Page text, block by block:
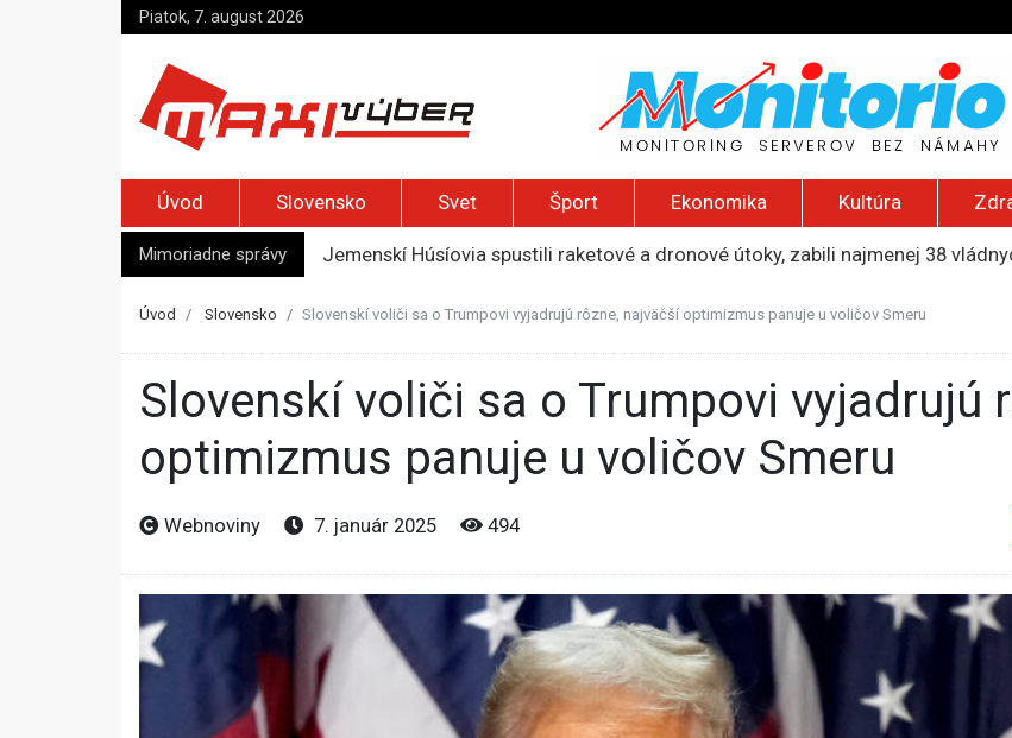
Piatok, 7. august 2026
Úvod Slovensko Svet Šport Ekonomika Kultúra
Mimoriadne správy
Jemenskí Húsíovia spustili raketové a dronové útoky, zabili najmenej 38
Irán pohrozil susedom, že „zhasne celý Perzský záliv“, pripravil zoznam cieľov
Úvod Slovensko Slovenskí voliči sa o Trumpovi vyjadrujú rôzne, najväčší optimizmus panuje u voličov Smeru
Slovenskí voliči sa o Trumpovi vyjadrujú rôzne, najväčší
optimizmus panuje u voličov Smeru
Webnoviny 7. január 2025 494